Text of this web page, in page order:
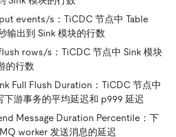
events/s：TiCDC 节点中 Table
输出到 Sink 模块的行数
rows/s：TiCDC 节点中 Sink 模块
的行数
Full Flush Duration：TiCDC 节点中
下游事务的平均延迟和 p999 延迟
Message Duration Percentile：下
worker 发送消息的延迟